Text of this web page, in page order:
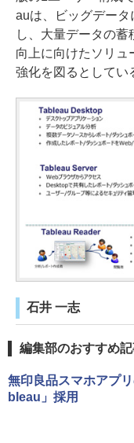
auは、ビッグデー
し、大量データの
向上に向けたソリュ
強化を図るとしてい
石井 一志
編集部のおすすめ
無印良品スマホアプ
bleau」採用